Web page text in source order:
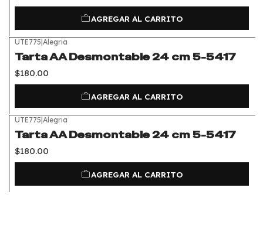
AGREGAR AL CARRITO
UTE775|Alegria
Tarta AA Desmontable 24 cm 5-5417
$180.00
AGREGAR AL CARRITO
UTE775|Alegria
Tarta AA Desmontable 24 cm 5-5417
$180.00
AGREGAR AL CARRITO